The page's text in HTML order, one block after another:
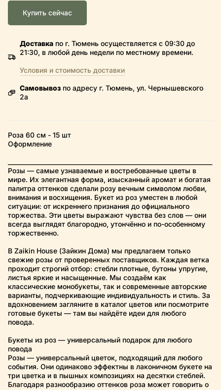
Купить сейчас
Доставка по г. Тюмень осуществляется с 09:30 до
21:30, в любой день недели по местному времени.
Условия и стоимость доставки
Самовывоз по адресу г. Тюмень, ул. Чернышевского
2а
Роза 60 см - 15 шт
Оформление
Розы — самые узнаваемые и востребованные цветы в
мире. Их элегантная форма, изысканный аромат и богатая
палитра оттенков сделали розу вечным символом любви,
внимания и восхищения. Букет из роз уместен в любой
ситуации: от искреннего признания до официального
торжества. Эти цветы выражают чувства без слов — они
всегда выглядят благородно, утончённо и по-особенному
торжественно.
В Zaikin House (Зайкин Дома) мы предлагаем только
свежие розы от проверенных поставщиков. Каждая ветка
проходит строгий отбор: стебли плотные, бутоны упругие,
листья яркие и насыщенные. Мы создаём как
классические монобукеты, так и современные авторские
варианты, подчеркивающие индивидуальность и стиль. За
вдохновением загляните в каталог цветов или посмотрите
готовые букеты — там вы найдёте идеи для любого
повода.
Букеты из роз — универсальный подарок для любого
повода
Розы — универсальный цветок, подходящий для любого
события. Они одинаково эффектны в лаконичном букете на
три цветка и в пышных композициях на десятки стеблей.
Благодаря разнообразию оттенков роза может говорить о